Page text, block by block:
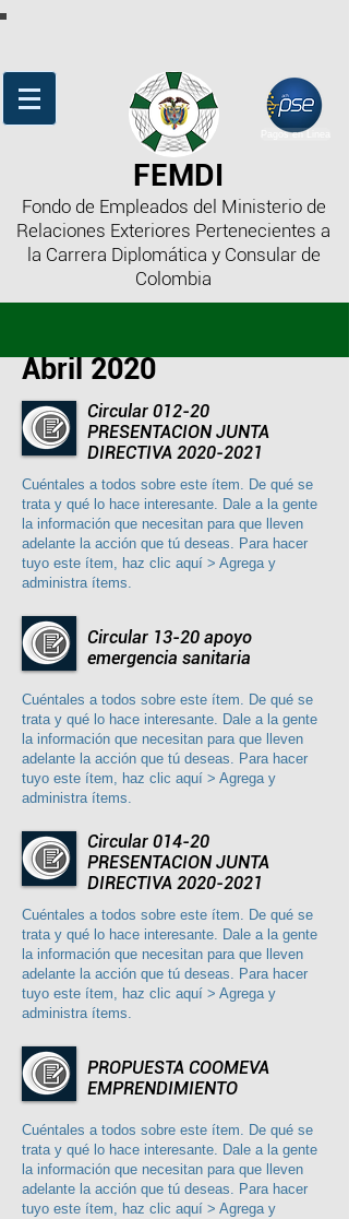
Pagos en Linea
FEMDI
Fondo de Empleados del Ministerio de
Relaciones Exteriores Pertenecientes a
la Carrera Diplomática y Consular de
Colombia
Abril 2020
Circular 012-20
PRESENTACION JUNTA
DIRECTIVA 2020-2021
Cuéntales a todos sobre este ítem. De qué se
trata y qué lo hace interesante. Dale a la gente
la información que necesitan para que lleven
adelante la acción que tú deseas. Para hacer
tuyo este ítem, haz clic aquí > Agrega y
administra ítems.
Circular 13-20 apoyo
emergencia sanitaria
Cuéntales a todos sobre este ítem. De qué se
trata y qué lo hace interesante. Dale a la gente
la información que necesitan para que lleven
adelante la acción que tú deseas. Para hacer
tuyo este ítem, haz clic aquí > Agrega y
administra ítems.
Circular 014-20
PRESENTACION JUNTA
DIRECTIVA 2020-2021
Cuéntales a todos sobre este ítem. De qué se
trata y qué lo hace interesante. Dale a la gente
la información que necesitan para que lleven
adelante la acción que tú deseas. Para hacer
tuyo este ítem, haz clic aquí > Agrega y
administra ítems.
PROPUESTA COOMEVA
EMPRENDIMIENTO
Cuéntales a todos sobre este ítem. De qué se
trata y qué lo hace interesante. Dale a la gente
la información que necesitan para que lleven
adelante la acción que tú deseas. Para hacer
tuyo este ítem, haz clic aquí > Agrega y